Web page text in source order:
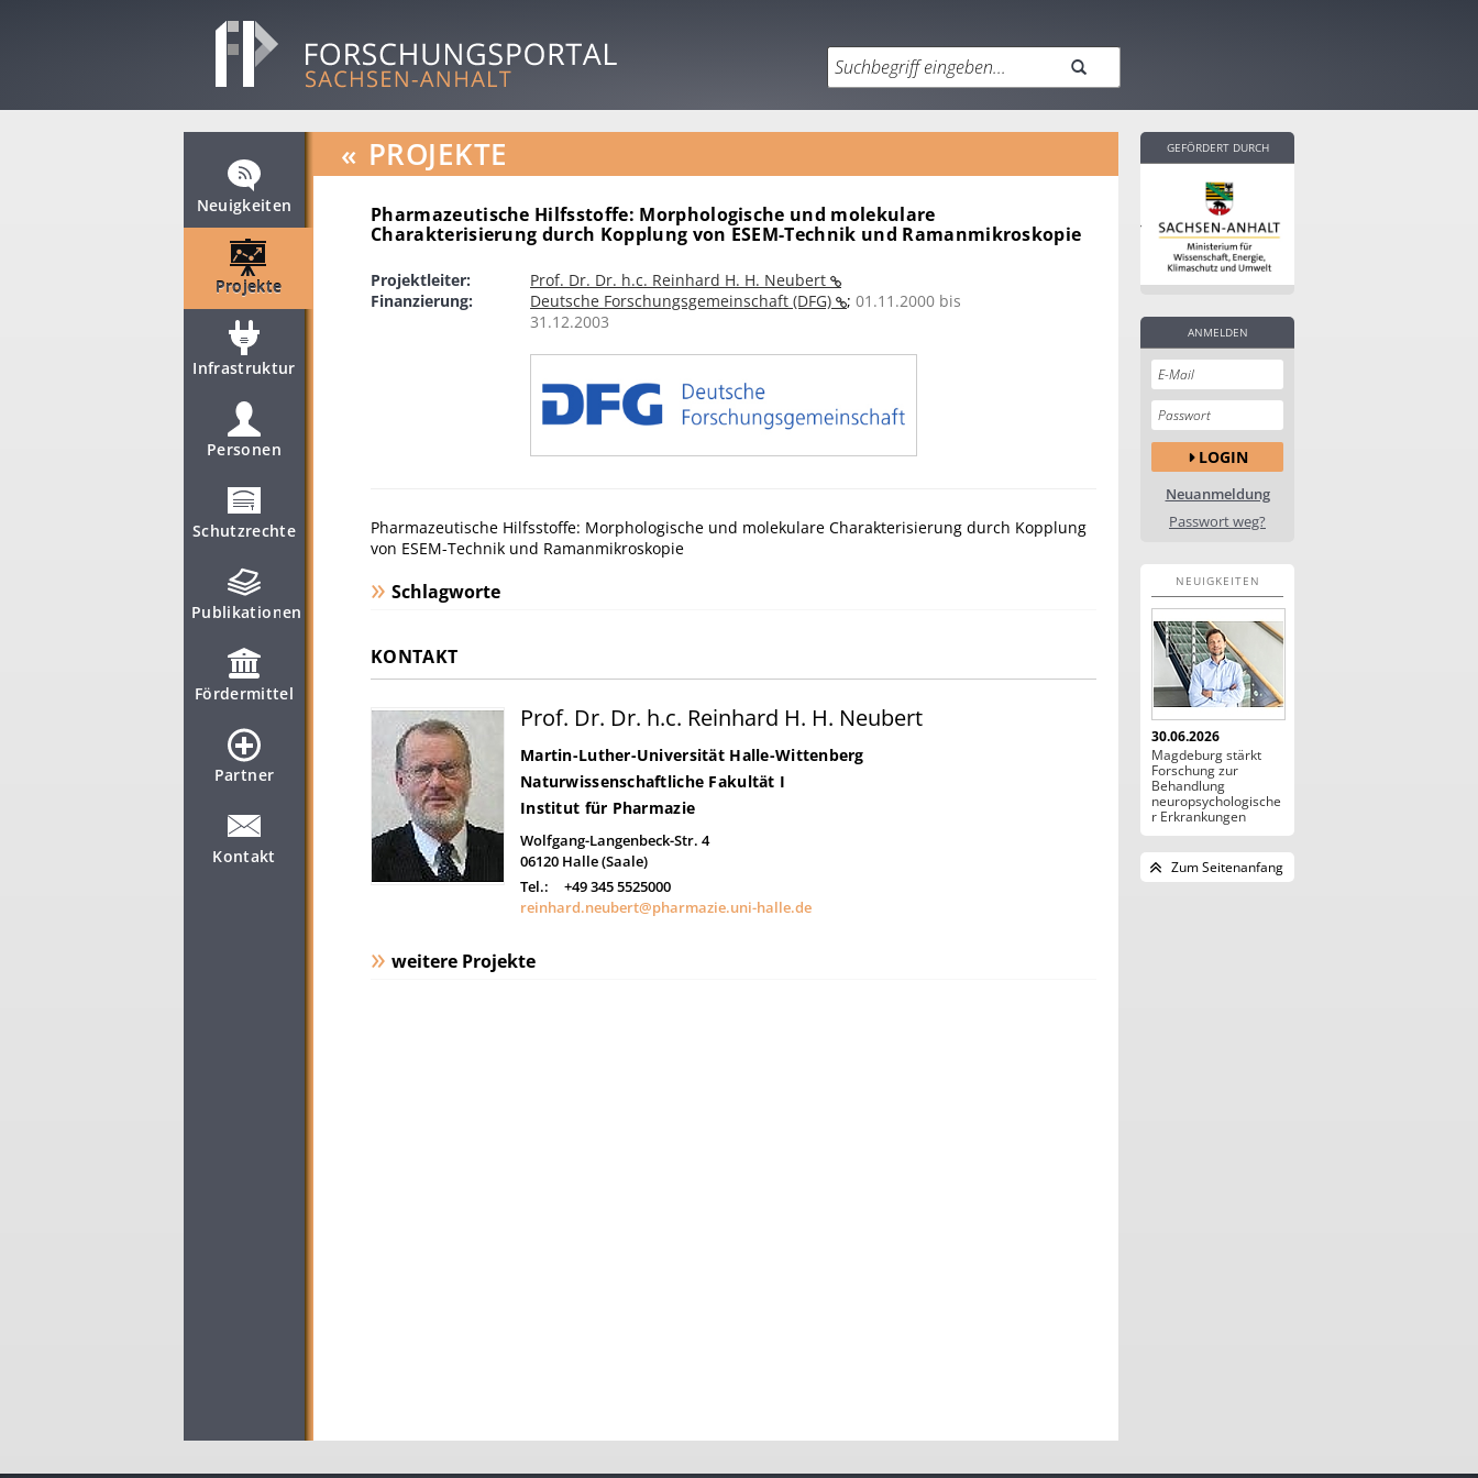
Neuigkeiten
Projekte
Infrastruktur
Personen
Schutzrechte
Publikationen
Fördermittel
Partner
Kontakt
« PROJEKTE
Pharmazeutische Hilfsstoffe: Morphologische und molekulare
Charakterisierung durch Kopplung von ESEM-Technik und Ramanmikroskopie
Projektleiter:
Prof. Dr. Dr. h.c. Reinhard H. H. Neubert
Finanzierung:
Deutsche Forschungsgemeinschaft (DFG) ; 01.11.2000 bis
31.12.2003
Pharmazeutische Hilfsstoffe: Morphologische und molekulare Charakterisierung durch Kopplung
von ESEM-Technik und Ramanmikroskopie
Schlagworte
KONTAKT
Prof. Dr. Dr. h.c. Reinhard H. H. Neubert
Martin-Luther-Universität Halle-Wittenberg
Naturwissenschaftliche Fakultät I
Institut für Pharmazie
Wolfgang-Langenbeck-Str. 4
06120 Halle (Saale)
Tel.:
+49 345 5525000
reinhard.neubert@pharmazie.uni-halle.de
weitere Projekte
GEFÖRDERT DURCH
ANMELDEN
LOGIN
Neuanmeldung
Passwort weg?
NEUIGKEITEN
30.06.2026
Magdeburg stärkt
Forschung zur
Behandlung
neuropsychologische
r Erkrankungen
Zum Seitenanfang